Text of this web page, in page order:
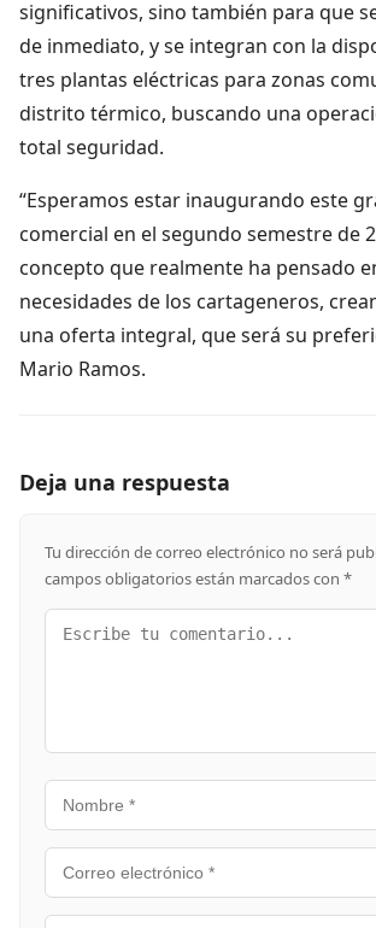
significativos, sino también para que
de inmediato, y se integran con la
tres plantas eléctricas para zonas
distrito térmico, buscando una
total seguridad.
“Esperamos estar inaugurando este
comercial en el segundo semestre de
concepto que realmente ha pensado
necesidades de los cartageneros,
una oferta integral, que será su
Mario Ramos.
Deja una respuesta
Tu dirección de correo electrónico no será
campos obligatorios están marcados con *